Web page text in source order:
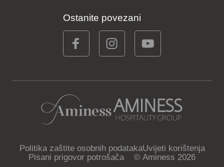
Ostanite povezani
Politika zaštite osobnih podatakaUvijeti korištenja
Pisani prigovor potrošača
© Aminess 2026